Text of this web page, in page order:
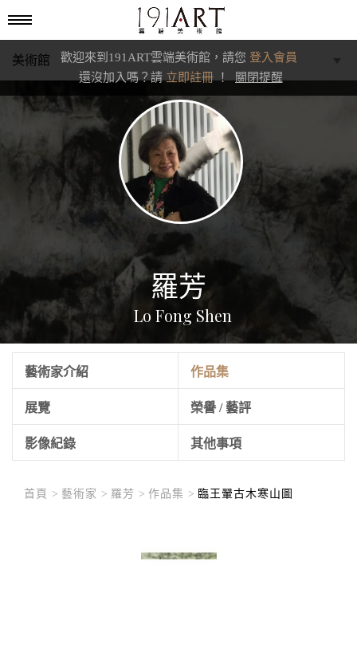
歡迎來到191ART雲端美術館，請您 登入會員
還沒加入嗎？請 立即註冊！ 關閉提醒
美術館
學藝館
文化館
典藏交流館
羅芳
Lo Fong Shen
藝術家介紹 作品集
展覽 榮譽 / 藝評
影像紀錄 其他事項
首頁 > 藝術家 > 羅芳 > 作品集 > 臨王翬古木寒山圖